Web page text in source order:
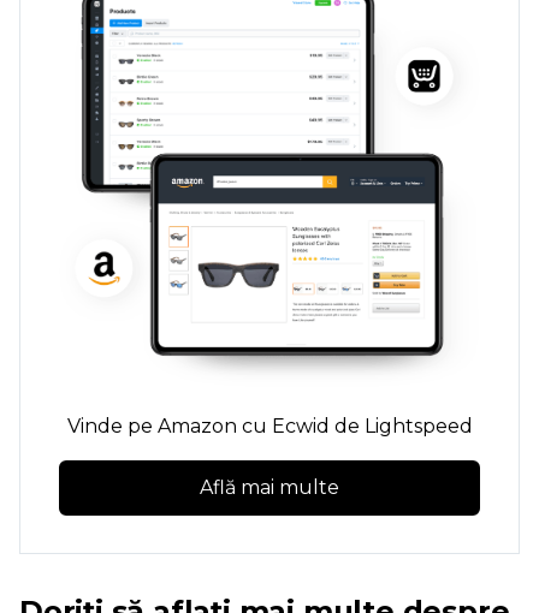
Vinde pe Amazon cu Ecwid de Lightspeed
Află mai multe